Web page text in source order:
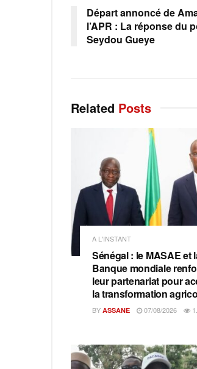
Départ annoncé de
l’APR : La réponse du
Seydou Gueye
Related Posts
A L'INSTANT
Sénégal : le MASAE et
Banque mondiale
leur partenariat pour
la transformation
BY ASSANE 07/08/2026